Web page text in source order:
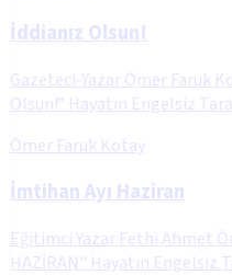
İddianız Olsun!
Gazeteci-Yazar Ömer Faruk
Olsun!” Hayatın Engelsiz
Ömer Faruk Kotay
İmtihan Ayı Haziran
Eğitimci Yazar Fethi Ahmet
HAZİRAN" Hayatın Engelsiz